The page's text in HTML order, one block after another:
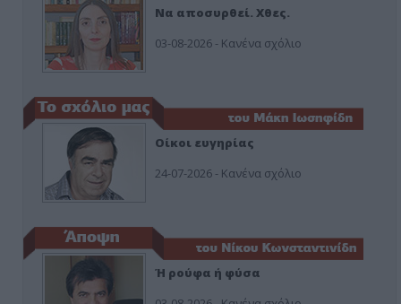
Να αποσυρθεί. Χθες.
03-08-2026 - Κανένα σχόλιο
Οίκοι ευγηρίας
24-07-2026 - Κανένα σχόλιο
Ή ρούφα ή φύσα